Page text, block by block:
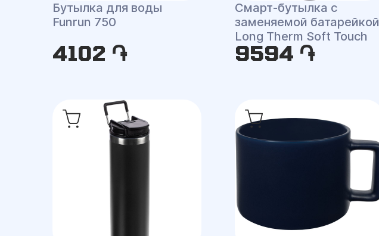
Бутылка для воды
Funrun 750
4102 ֏
Смарт-бутылка с
заменяемой батарейкой
Long Therm Soft Touch
9594 ֏